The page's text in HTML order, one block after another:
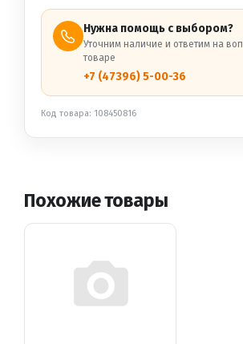
Нужна помощь с выбором?
Уточним наличие и ответим на
товаре
+7 (47396) 5-00-36
Код товара: 108450816
Похожие товары